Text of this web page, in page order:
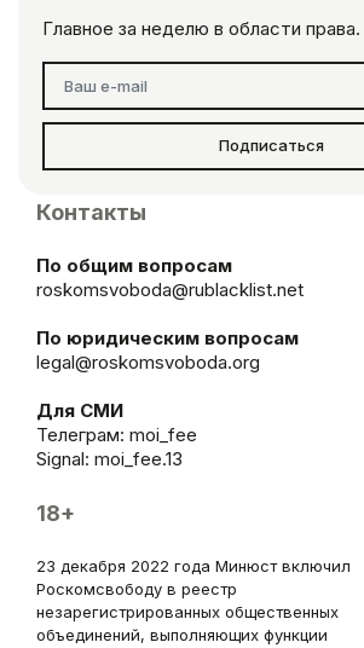
Главное за неделю в области права.
Подписаться
Контакты
По общим вопросам
roskomsvoboda@rublacklist.net
По юридическим вопросам
legal@roskomsvoboda.org
Для СМИ
Телеграм: moi_fee
Signal: moi_fee.13
18+
23 декабря 2022 года Минюст включил
Роскомсвободу в реестр
незарегистрированных общественных
объединений, выполняющих функции